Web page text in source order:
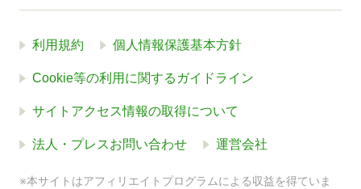
利用規約 個人情報保護基本方針
Cookie等の利用に関するガイドライン
サイトアクセス情報の取得について
法人・プレスお問い合わせ 運営会社
※本サイトはアフィリエイトプログラムによる収益を得ていま